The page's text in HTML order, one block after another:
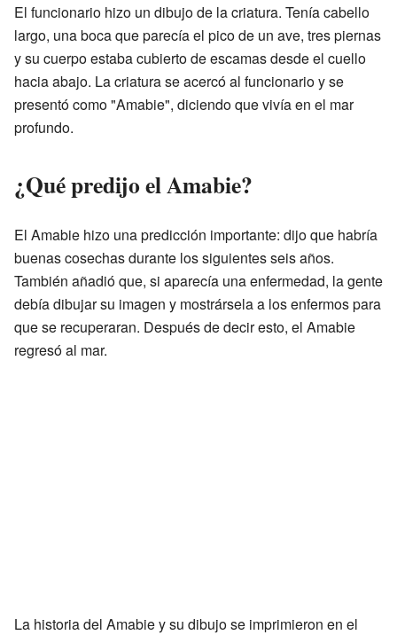
El funcionario hizo un dibujo de la criatura. Tenía cabello
largo, una boca que parecía el pico de un ave, tres piernas
y su cuerpo estaba cubierto de escamas desde el cuello
hacia abajo. La criatura se acercó al funcionario y se
presentó como "Amabie", diciendo que vivía en el mar
profundo.
¿Qué predijo el Amabie?
El Amabie hizo una predicción importante: dijo que habría
buenas cosechas durante los siguientes seis años.
También añadió que, si aparecía una enfermedad, la gente
debía dibujar su imagen y mostrársela a los enfermos para
que se recuperaran. Después de decir esto, el Amabie
regresó al mar.
La historia del Amabie y su dibujo se imprimieron en el